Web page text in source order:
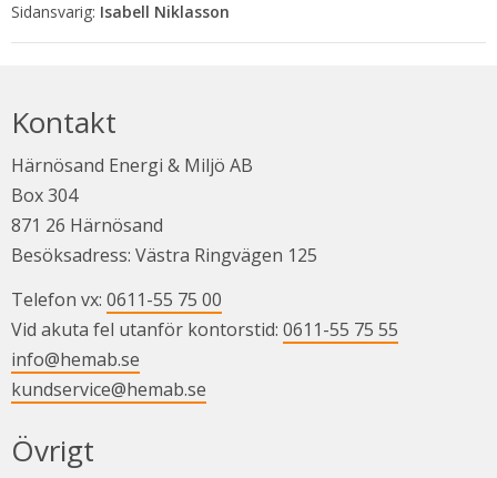
Isabell Niklasson
Kontakt
Härnösand Energi & Miljö AB
Box 304
871 26 Härnösand
Besöksadress: Västra Ringvägen 125
Telefon vx: 0611-55 75 00
Vid akuta fel utanför kontorstid: 0611-55 75 55
info@hemab.se
kundservice@hemab.se
Övrigt